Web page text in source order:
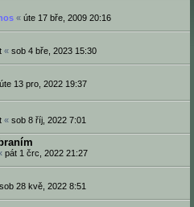
« úte 17 bře, 2009 20:16
« sob 4 bře, 2023 15:30
úte 13 pro, 2022 19:37
« sob 8 říj, 2022 7:01
pát 1 črc, 2022 21:27
sob 28 kvě, 2022 8:51